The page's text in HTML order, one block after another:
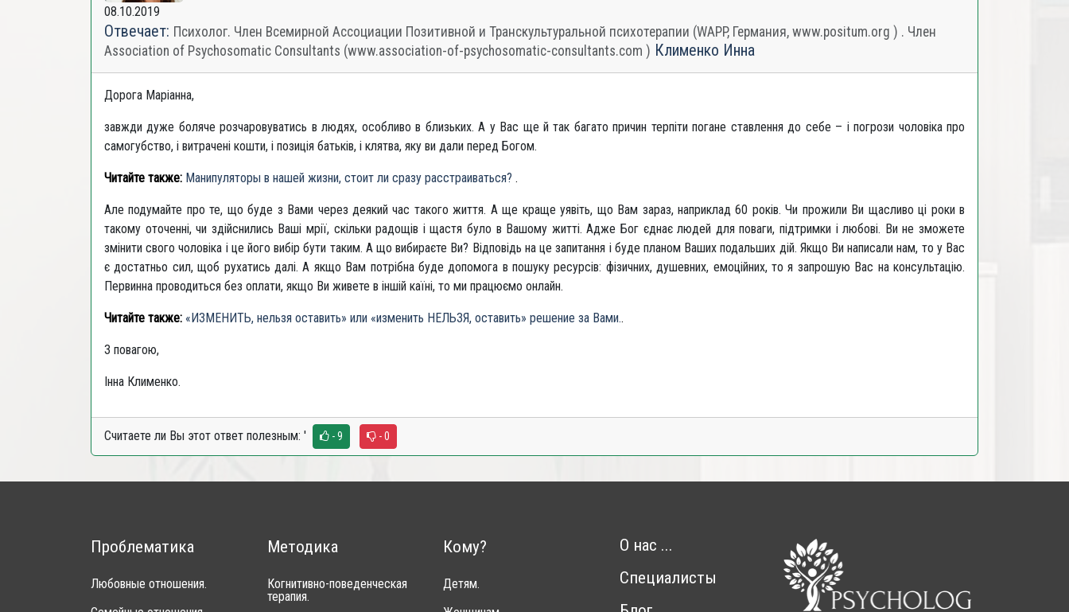
08.10.2019
Отвечает: Психолог. Член Всемирной Ассоциации Позитивной и Транскультуральной психотерапии (WAPP, Германия, www.positum.org ) . Член
Association of Psychosomatic Consultants (www.association-of-psychosomatic-consultants.com ) Клименко Инна
Дорога Маріанна,
завжди дуже боляче розчаровуватись в людях, особливо в близьких. А у Вас ще й так багато причин терпіти погане ставлення до себе – і погрози чоловіка про
самогубство, і витрачені кошти, і позиція батьків, і клятва, яку ви дали перед Богом.
Читайте также: Манипуляторы в нашей жизни, стоит ли сразу расстраиваться? .
Але подумайте про те, що буде з Вами через деякий час такого життя. А ще краще уявіть, що Вам зараз, наприклад 60 років. Чи прожили Ви щасливо ці роки в
такому оточенні, чи здійснились Ваші мрії, скільки радощів і щастя було в Вашому житті. Адже Бог єднає людей для поваги, підтримки і любові. Ви не зможете
змінити свого чоловіка і це його вибір бути таким. А що вибираєте Ви? Відповідь на це запитання і буде планом Ваших подальших дій. Якщо Ви написали нам, то у Вас
є достатньо сил, щоб рухатись далі. А якщо Вам потрібна буде допомога в пошуку ресурсів: фізичних, душевних, емоційних, то я запрошую Вас на консультацію.
Первинна проводиться без оплати, якщо Ви живете в іншій каїні, то ми працюємо онлайн.
Читайте также: «ИЗМЕНИТЬ, нельзя оставить» или «изменить НЕЛЬЗЯ, оставить» решение за Вами..
З повагою,
Інна Клименко.
Считаете ли Вы этот ответ полезным: ' - 9 - 0
Проблематика
Любовные отношения.
Методика
Когнитивно-поведенческая
терапия.
Кому?
Детям.
О нас ...
Специалисты